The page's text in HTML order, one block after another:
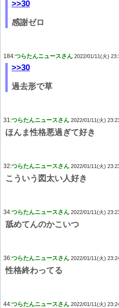
>>30
感謝ゼロ
184:つらたんニュースさん 2022/01/11(火)
>>30
過去形で草
31:つらたんニュースさん 2022/01/11(火)
ほんま性格悪過ぎて好き
32:つらたんニュースさん 2022/01/11(火)
こういう図太い人好き
34:つらたんニュースさん 2022/01/11(火)
舐めてんのかこいつ
36:つらたんニュースさん 2022/01/11(火)
性格終わってる
44:つらたんニュースさん 2022/01/11(火)